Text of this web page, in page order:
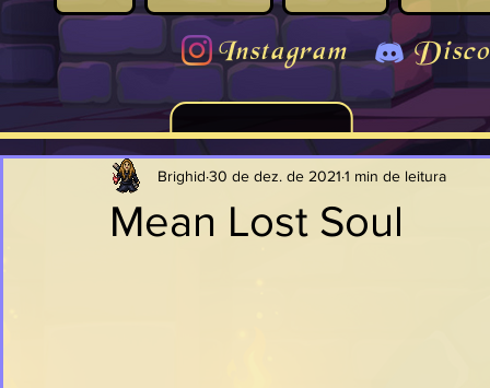
Instagram
Mean Lost Soul
Brighid 30 de dez. de 2021 1 min de leitura